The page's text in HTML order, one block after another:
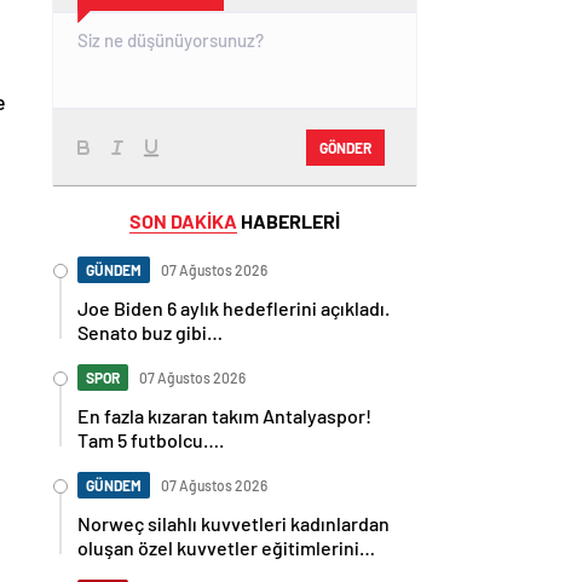
GÖNDER
SON DAKİKA HABERLERİ
GÜNDEM 07 Ağustos 2026
Joe Biden 6 aylık hedeflerini açıkladı.
Senato buz gibi…
SPOR 07 Ağustos 2026
En fazla kızaran takım Antalyaspor!
Tam 5 futbolcu….
GÜNDEM 07 Ağustos 2026
Norweç silahlı kuvvetleri kadınlardan
oluşan özel kuvvetler eğitimlerini